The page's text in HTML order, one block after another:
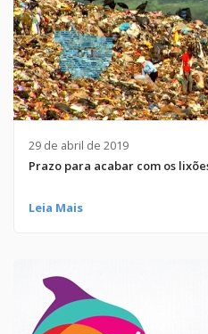
29 de abril de 2019
Prazo para acabar com os
Leia Mais